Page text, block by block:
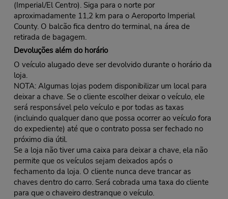
(Imperial/El Centro). Siga para o norte por
aproximadamente 11,2 km para o Aeroporto Imperial
County. O balcão fica dentro do terminal, na área de
retirada de bagagem.
Devoluções além do horário
O veículo alugado deve ser devolvido durante o horário da
loja.
NOTA: Algumas lojas podem disponibilizar um local para
deixar a chave. Se o cliente escolher deixar o veículo, ele
será responsável pelo veículo e por todas as taxas
(incluindo qualquer dano que possa ocorrer ao veículo fora
do expediente) até que o contrato possa ser fechado no
próximo dia útil.
Se a loja não tiver uma caixa para deixar a chave, ela não
permite que os veículos sejam deixados após o
fechamento da loja. O cliente nunca deve trancar as
chaves dentro do carro. Será cobrada uma taxa do cliente
para que o chaveiro destranque o veículo.